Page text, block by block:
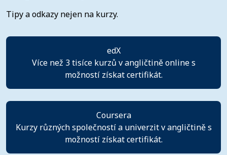
Tipy a odkazy nejen na kurzy.
edX
Více než 3 tisíce kurzů v angličtině online s
možností získat certifikát.
Coursera
Kurzy různých společností a univerzit v angličtině s
možností získat certifikát.